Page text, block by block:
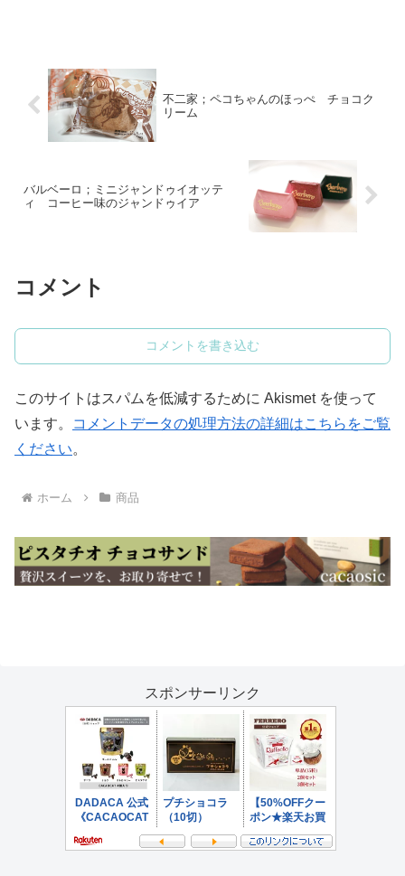
不二家；ペコちゃんのほっぺ チョコク
リーム
バルベーロ；ミニジャンドゥイオッテ
ィ コーヒー味のジャンドゥイア
コメント
コメントを書き込む
このサイトはスパムを低減するために Akismet を使って
います。
コメントデータの処理方法の詳細はこちらをご覧
ください。
ホーム 商品
スポンサーリンク